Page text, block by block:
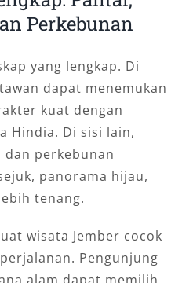
Perkebunan
yang lengkap. Di
dapat menemukan
kuat dengan
Hindia. Di sisi lain,
dan perkebunan
panorama hijau,
tenang.
wisata Jember cocok
Pengunjung